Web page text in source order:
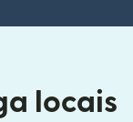
locais